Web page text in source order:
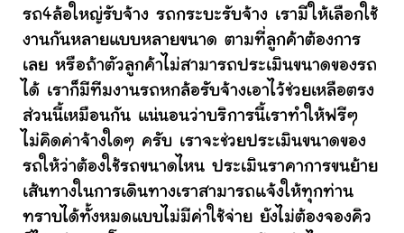
รถ4ล้อใหญ่รับจ้าง รถกระบะรับจ้าง เรามีให้เลือกใช้
งานกันหลายแบบหลายขนาด ตามที่ลูกค้าต้องการ
เลย หรือถ้าตัวลูกค้าไม่สามารถประเมินขนาดของรถ
ได้ เราก็มีทีมงานรถหกล้อรับจ้างเอาไว้ช่วยเหลือตรง
ส่วนนี้เหมือนกัน แน่นอนว่าบริการนี้เราทำให้ฟรีๆ
ไม่คิดค่าจ้างใดๆ ครับ เราจะช่วยประเมินขนาดของ
รถให้ว่าต้องใช้รถขนาดไหน ประเมินราคาการขนย้าย
เส้นทางในการเดินทางเราสามารถแจ้งให้ทุกท่าน
ทราบได้ทั้งหมดแบบไม่มีค่าใช้จ่าย ยังไม่ต้องจองคิว